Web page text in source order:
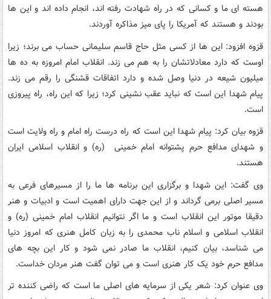
هسته ای ما و کسانی که در راه شهادت رفته اند، انجام داده اند و این ها
بودند و هستند که آمریکا را پای میز مذاکره آوردند.
قزوه افزود: این ها از کسی مثل حاج قاسم سلیمانی حساب می برند؛ زیرا
اوست که دارد معادلاتشان را به هم می زند. انقلاب امام امروزه به ده ها
میلیون شیعه در دنیا وصل شده و دارد اتفاقات قشنگی را رقم می زند.
پیام شهدا این است که نباید عقب نشینی کرد؛ زیرا که این راه، راه پیروزی
است.
قزوه بیان کرد: پیام شهدا این است که راه درست راه امام و راه ولایت است
و شهدای مدافع حرم پشتوانه امام خمینی (ره) و انقلاب اسلامی ایران
هستند.
وی گفت: این شهدا و برگزاری این برنامه ها ما را از مسیرهای فرعی به
مسیر اصلی برمی گرداند و از این جهت دارای اهمیت است و ادبیات و هنر
دقیقا موتور این انقلاب است و ما اگر نتوانیم انقلاب امام خمینی (ره) و
انقلاب اسلامی و اسلام ناب محمدی را به زبان کامل هنری که امروز دنیا
می شناسد، بیان کنیم، انقلاب ما صادر نمی شود و کار این بچه های
مدافع حرم خود یک کار هنری است و می توان گفت هنر مردان خداست.
وی عنوان کرد: شعر یکی از سرمایه های اصلی ما است که راضی کننده تر